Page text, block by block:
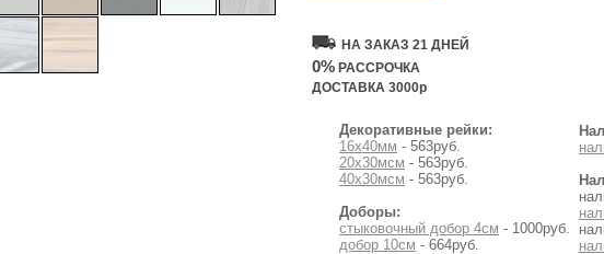
НА ЗАКАЗ 21 ДНЕЙ
0% РАССРОЧКА
ДОСТАВКА 3000р
Декоративные рейки:
16х40мм - 563руб.
20х30мсм - 563руб.
40х30мсм - 563руб.
Доборы:
стыковочный добор 4см - 1000руб.
добор 10см - 664руб.